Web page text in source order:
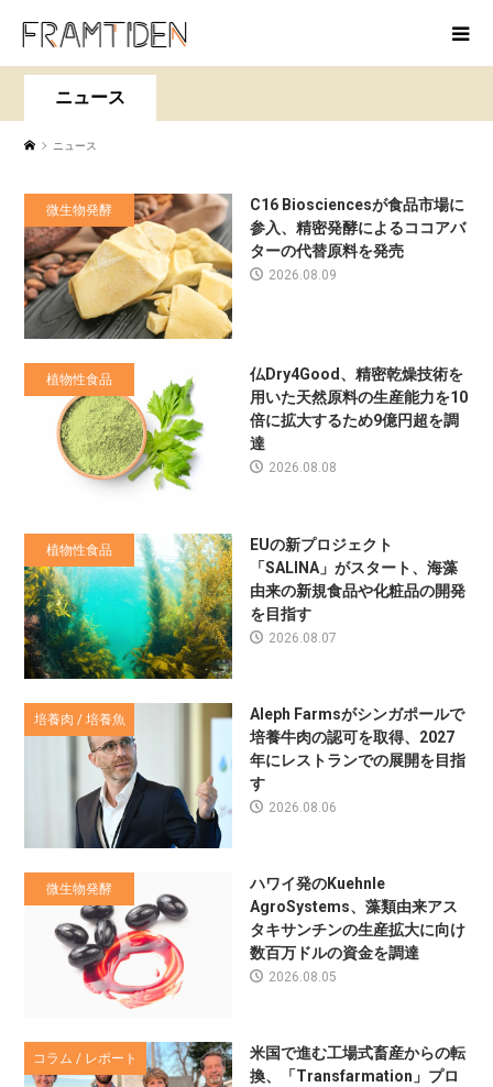
ニュース
ニュース
微生物発酵
C16 Biosciencesが食品市場に
参入、精密発酵によるココアバ
ターの代替原料を発売
2026.08.09
植物性食品
仏Dry4Good、精密乾燥技術を
用いた天然原料の生産能力を10
倍に拡大するため9億円超を調
達
2026.08.08
植物性食品
EUの新プロジェクト
「SALINA」がスタート、海藻
由来の新規食品や化粧品の開発
を目指す
2026.08.07
培養肉 / 培養魚
Aleph Farmsがシンガポールで
培養牛肉の認可を取得、2027
年にレストランでの展開を目指
す
2026.08.06
微生物発酵
ハワイ発のKuehnle
AgroSystems、藻類由来アス
タキサンチンの生産拡大に向け
数百万ドルの資金を調達
2026.08.05
コラム / レポート
米国で進む工場式畜産からの転
換、「Transfarmation」プロ